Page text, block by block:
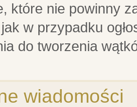
które nie powinny
w przypadku
do tworzenia
wiadomości